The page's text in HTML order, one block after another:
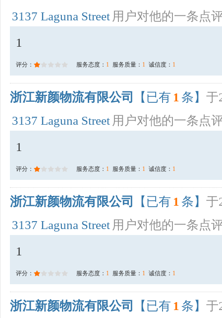
3137 Laguna Street 用户对他的一条点
1
评分： 服务态度： 1 服务质量： 1 诚信度： 1
浙江新颜物流有限公司 【已有 1 条】 于
3137 Laguna Street 用户对他的一条点
1
评分： 服务态度： 1 服务质量： 1 诚信度： 1
浙江新颜物流有限公司 【已有 1 条】 于
3137 Laguna Street 用户对他的一条点
1
评分： 服务态度： 1 服务质量： 1 诚信度： 1
浙江新颜物流有限公司 【已有 1 条】 于